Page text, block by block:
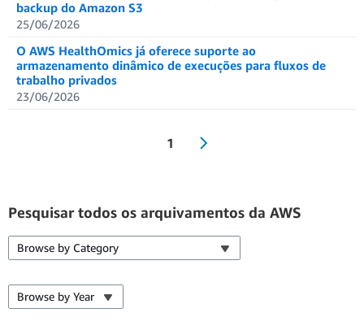
backup do Amazon S3
25/06/2026
O AWS HealthOmics já oferece suporte ao
armazenamento dinâmico de execuções para fluxos de
trabalho privados
23/06/2026
1
Pesquisar todos os arquivamentos da AWS
Browse by Category
Browse by Year